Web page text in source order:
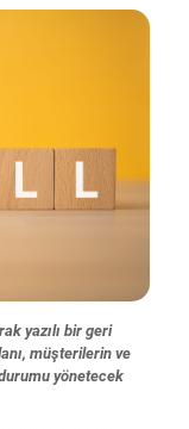
yazılı bir geri
müşterilerin ve
yönetecek